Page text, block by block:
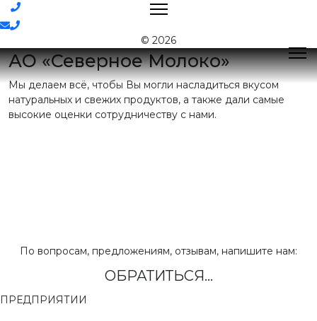
© 2026
Контакты
Приемная:(81755) 2-16-38
Отдел продаж:(81755) 2-18-62
АО «Северное Молоко»
Мы делаем всё, чтобы Вы могли насладиться вкусом
натуральных и свежих продуктов, а также дали самые
высокие оценки сотрудничеству с нами.
По вопросам, предложениям, отзывам, напишите нам:
ОБРАТИТЬСЯ...
ПРЕДПРИЯТИИ